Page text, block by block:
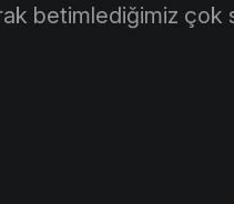
betimlediğimiz çok